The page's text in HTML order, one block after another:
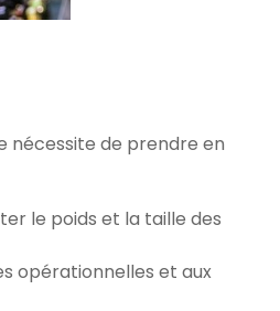
nécessite de prendre en
le poids et la taille des
opérationnelles et aux